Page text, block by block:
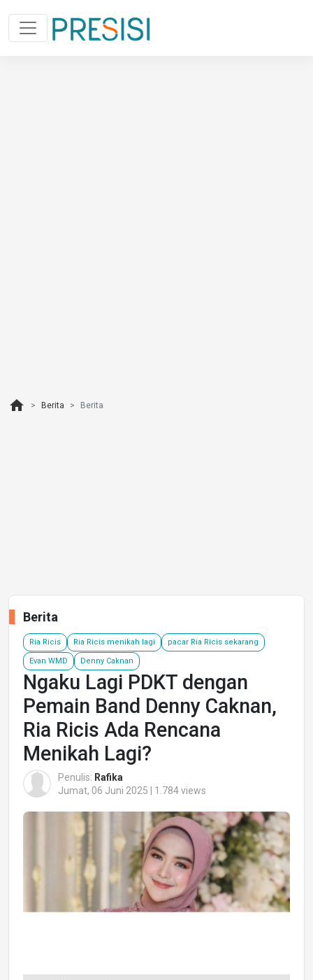
home Berita Berita
Berita
Ria Ricis Ria Ricis menikah lagi pacar Ria Ricis sekarang
Evan WMD Denny Caknan
Ngaku Lagi PDKT dengan
Pemain Band Denny Caknan,
Ria Ricis Ada Rencana
Menikah Lagi?
Penulis: Rafika
Jumat, 06 Juni 2025 | 1.784 views